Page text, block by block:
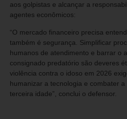
aos golpistas e alcançar a
agentes econômicos:
“O mercado financeiro precisa
também é segurança. Simplificar
humanos de atendimento e barrar o
consignado predatório são deveres
violência contra o idoso em 2026
humanizar a tecnologia e combater
terceira idade”, conclui o defensor.